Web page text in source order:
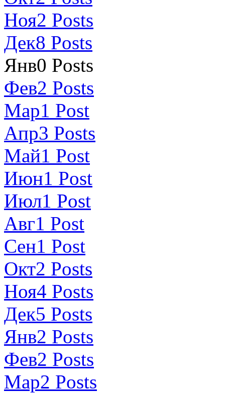
Ноя2 Posts
Дек8 Posts
Янв0 Posts
Фев2 Posts
Мар1 Post
Апр3 Posts
Май1 Post
Июн1 Post
Июл1 Post
Авг1 Post
Сен1 Post
Окт2 Posts
Ноя4 Posts
Дек5 Posts
Янв2 Posts
Фев2 Posts
Мар2 Posts